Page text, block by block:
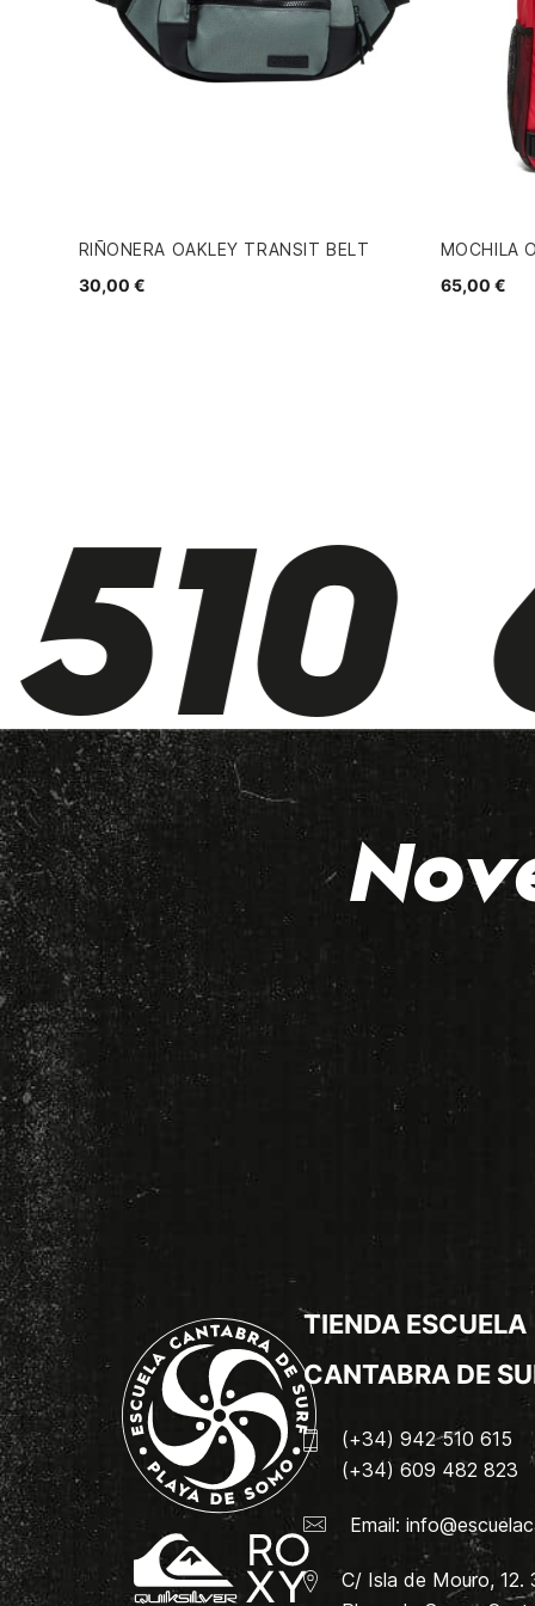
RIÑONERA OAKLEY TRANSIT BELT
30,00 €
MOCHILA
65,00 €
TIENDA ESCUELA
CANTABRA DE
(+34) 942 510 615
(+34) 609 482 823
Email:
C/ Isla de Mouro, 12.